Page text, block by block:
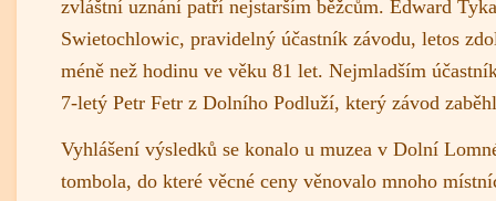
zvláštní uznání patří nejstarším běžcům. Edward
Swietochlowic, pravidelný účastník závodu, letos
méně než hodinu ve věku 81 let. Nejmladším
7-letý Petr Fetr z Dolního Podluží, který závod
Vyhlášení výsledků se konalo u muzea v Dolní
tombola, do které věcné ceny věnovalo mnoho